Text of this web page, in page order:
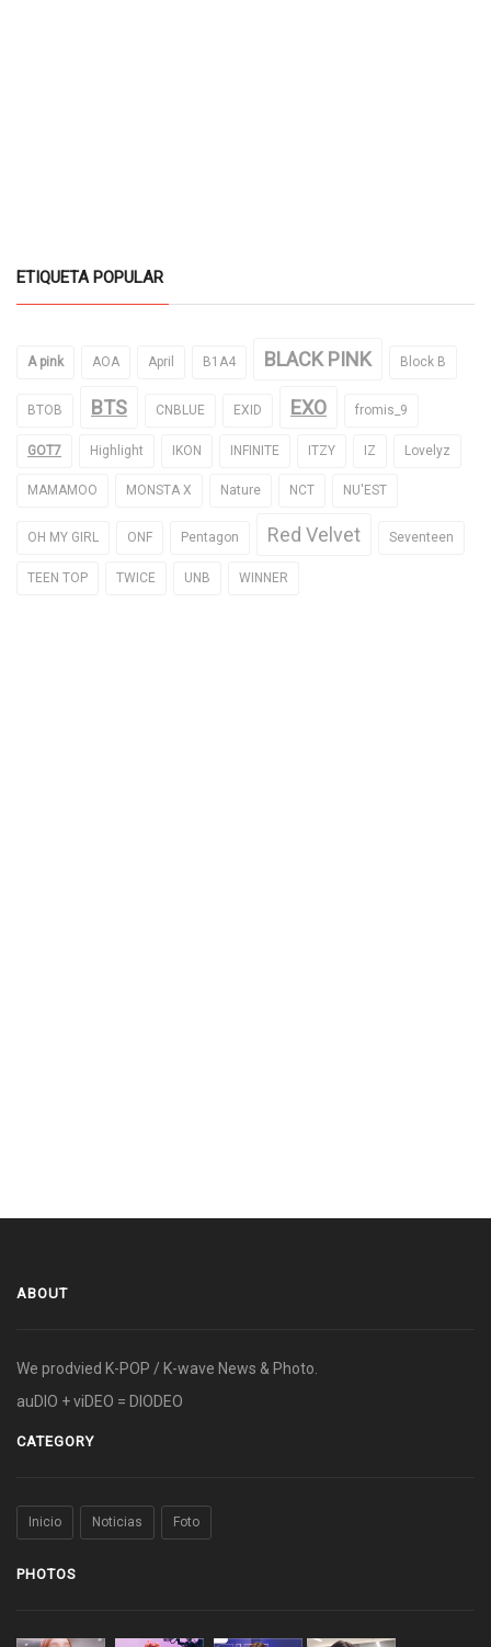
ETIQUETA POPULAR
A pink AOA April B1A4 BLACK PINK Block B
BTOB BTS CNBLUE EXID EXO fromis_9
GOT7 Highlight IKON INFINITE ITZY IZ Lovelyz
MAMAMOO MONSTA X Nature NCT NU'EST
OH MY GIRL ONF Pentagon Red Velvet Seventeen
TEEN TOP TWICE UNB WINNER
ABOUT
We prodvied K-POP / K-wave News & Photo.
auDIO + viDEO = DIODEO
CATEGORY
Inicio Noticias Foto
PHOTOS